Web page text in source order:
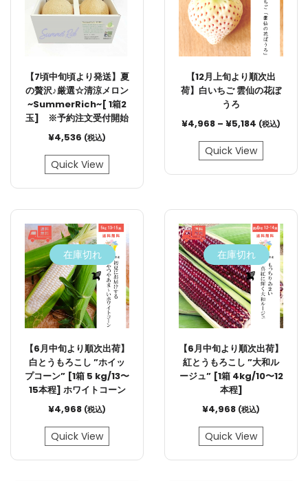
【7頃中旬頃より発送】夏
の贅沢♪厳選☆清涼メロン
~SummerRich~[ 1箱2
玉] ※予約注文受付開始
¥4,536 (税込)
Quick View
【12月上旬より順次出
荷】白いちご 雲仙の花ぼ
うろ
¥4,968 – ¥5,184 (税込)
Quick View
在庫切れ
【6月中旬より順次出荷】
白とうもろこし ”ホイッ
プコーン” [1箱 5 kg/13〜
15本程] ホワイトコーン
¥4,968 (税込)
Quick View
在庫切れ
【6月中旬より順次出荷】
紅とうもろこし ”大和ル
ージュ” [1箱 4kg/10〜12
本程]
¥4,968 (税込)
Quick View